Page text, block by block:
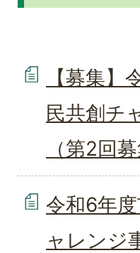
【募集】
民共創チ
（第2回募
令和6年
ャレンジ